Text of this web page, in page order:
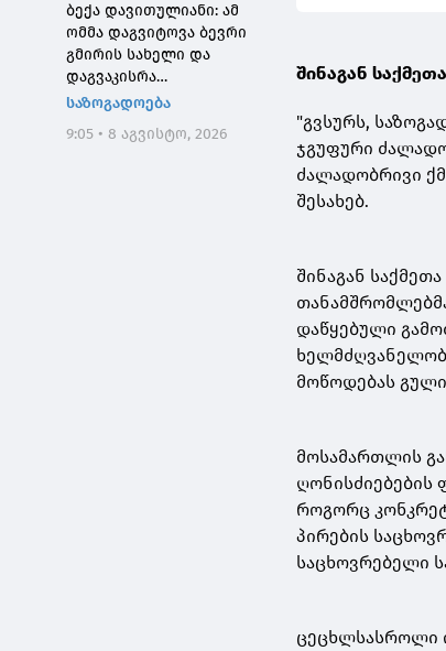
ბექა დავითულიანი: ამ
ომმა დაგვიტოვა ბევრი
გმირის სახელი და
დაგვაკისრა
პასუხისმგებლობა, რომ
დავიხიოთ უკან ჩვენი
საზოგადოება
9:05 • 8 აგვისტო, 2026
შინაგან
"გვსურს,
ჯგუფური
ძალადობრივი
შესახებ.
შინაგან
დაწყებული
მოწოდებას
მოსამართლის
როგორც
პირების
საცხოვრებელი
ცეცხლსასროლი